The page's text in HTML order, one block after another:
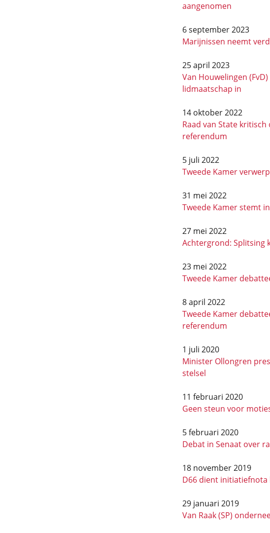
aangenomen
6 september 2023
Marijnissen neemt
25 april 2023
Van Houwelingen
lidmaatschap in
14 oktober 2022
Raad van State
referendum
5 juli 2022
Tweede Kamer
31 mei 2022
Tweede Kamer stemt
27 mei 2022
Achtergrond: Splitsing
23 mei 2022
Tweede Kamer
8 april 2022
Tweede Kamer
referendum
1 juli 2020
Minister Ollongren
stelsel
11 februari 2020
Geen steun voor
5 februari 2020
Debat in Senaat over
18 november 2019
D66 dient
29 januari 2019
Van Raak (SP)